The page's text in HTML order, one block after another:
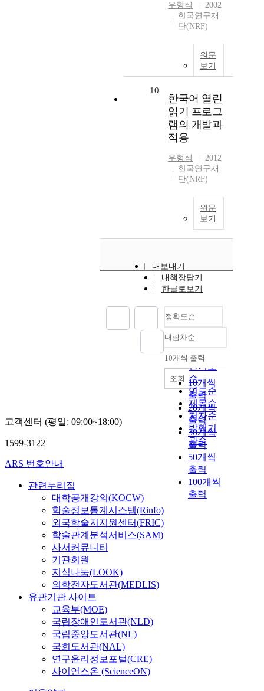
우형식
2002
한국연구재
단(NRF)
원문
보기
10
한국어 열린
읽기 프로그
램의 개발과
적용
우형식
2012
한국연구재
단(NRF)
원문
보기
내보내기
내책장담기
한글로보기
정확도순
정확도
순
인기도
순
연도순
제목순
저자순
발행기
관순
내림차순
내림차순
10개씩 출력
10개씩
출력
20개씩
출력
30개씩
출력
50개씩
출력
100개씩
출력
조회
고객센터 (평일: 09:00~18:00)
1599-3122
ARS 번호안내
관련누리집
대학공개강의(KOCW)
학술정보통계시스템(Rinfo)
외국학술지지원센터(FRIC)
학술관계분석서비스(SAM)
사서커뮤니티
기관회원
지식나눔(LOOK)
의학전자도서관(MEDLIS)
유관기관 사이트
교육부(MOE)
국립장애인도서관(NLD)
국립중앙도서관(NL)
국회도서관(NAL)
연구윤리정보포털(CRE)
사이언스온 (ScienceON)